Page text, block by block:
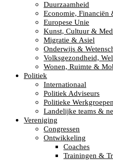
Duurzaamheid
Economie, Financiën
Europese Unie
Kunst, Cultuur &
Migratie & Asiel
Onderwijs &
Volksgezondheid,
Wonen, Ruimte &
Politiek
Internationaal
Politiek Adviseurs
Politieke Werkgroepen
Landelijke teams &
Vereniging
Congressen
Ontwikkeling
Coaches
Trainingen &